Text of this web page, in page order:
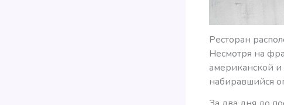
Ресторан
Несмотря на
американской
набиравшийся